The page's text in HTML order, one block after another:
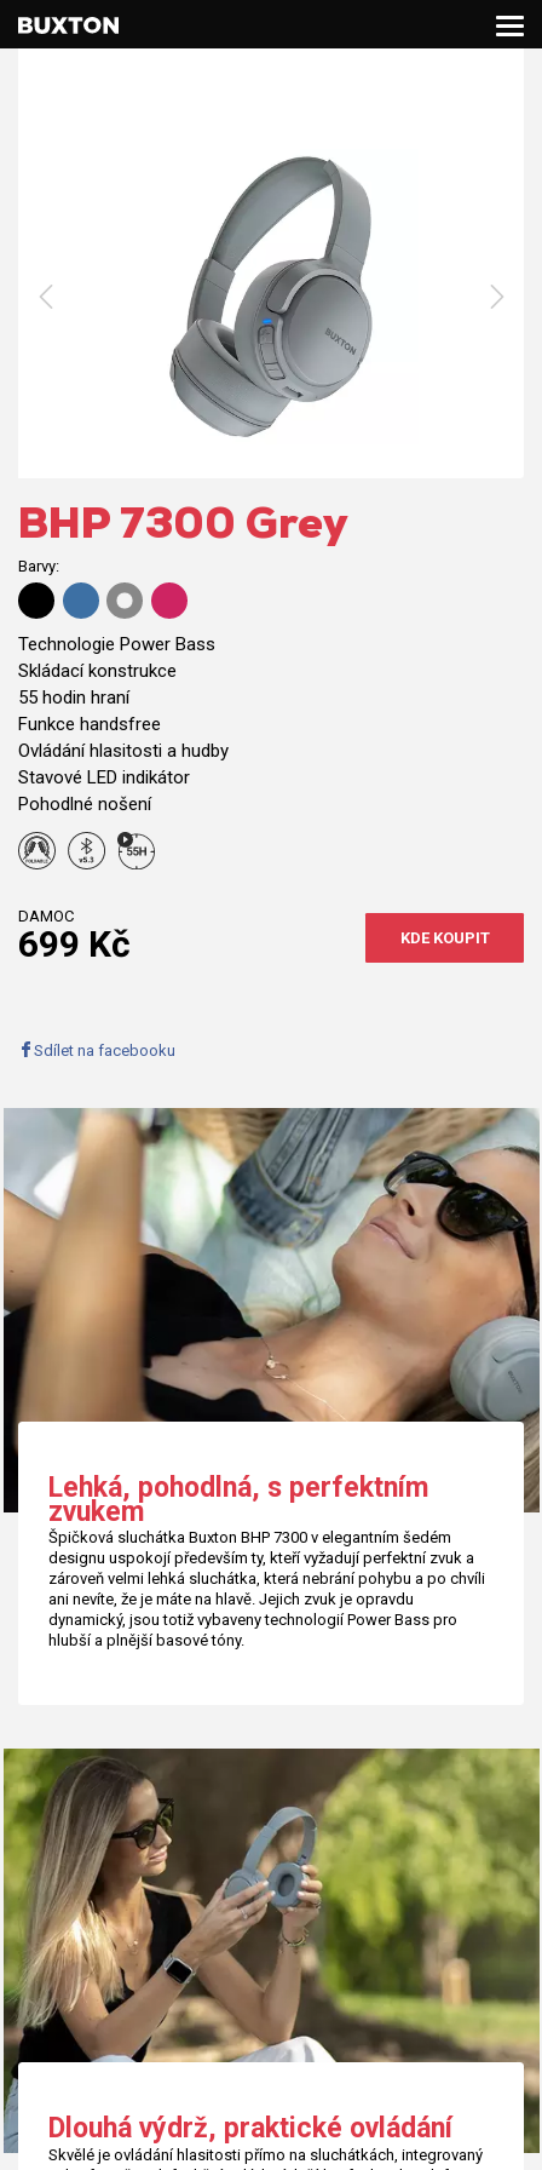
BHP 7300 Grey
Barvy:
Technologie Power Bass
Skládací konstrukce
55 hodin hraní
Funkce handsfree
Ovládání hlasitosti a hudby
Stavové LED indikátor
Pohodlné nošení
DAMOC
699 Kč KDE KOUPIT
Sdílet na facebooku
Lehká, pohodlná, s perfektním
zvukem
Špičková sluchátka Buxton BHP 7300 v elegantním šedém
designu uspokojí především ty, kteří vyžadují perfektní zvuk a
zároveň velmi lehká sluchátka, která nebrání pohybu a po chvíli
ani nevíte, že je máte na hlavě. Jejich zvuk je opravdu
dynamický, jsou totiž vybaveny technologií Power Bass pro
hlubší a plnější basové tóny.
Dlouhá výdrž, praktické ovládání
Skvělé je ovládání hlasitosti přímo na sluchátkách, integrovaný